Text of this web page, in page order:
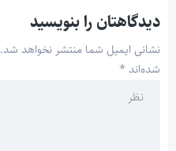
دیدگاهتان را بنویسید
نشانی ایمیل شما منتشر نخواهد شد.
شده‌اند *